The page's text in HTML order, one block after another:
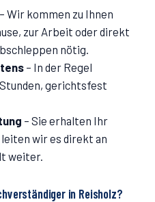
– Wir kommen zu Ihnen
zur Arbeit oder direkt
nötig.
– In der Regel
gerichtsfest
– Sie erhalten Ihr
wir es direkt an
weiter.
in Reisholz?